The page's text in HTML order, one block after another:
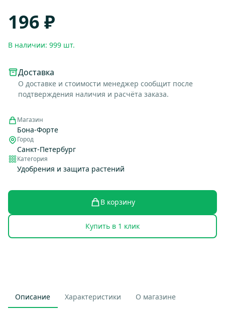
196 ₽
В наличии: 999 шт.
Доставка
О доставке и стоимости менеджер сообщит после
подтверждения наличия и расчёта заказа.
Магазин
Бона-Форте
Город
Санкт-Петербург
Категория
Удобрения и защита растений
В корзину
Купить в 1 клик
Описание Характеристики О магазине